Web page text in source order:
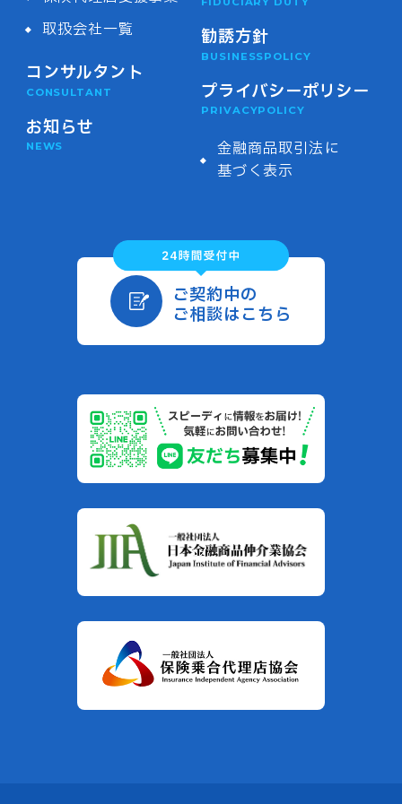
取扱会社一覧
コンサルタント
CONSULTANT
お知らせ
NEWS
勧誘方針
BUSINESSPOLICY
プライバシーポリシー
PRIVACYPOLICY
金融商品取引法に
基づく表示
ご契約中の
ご相談はこちら